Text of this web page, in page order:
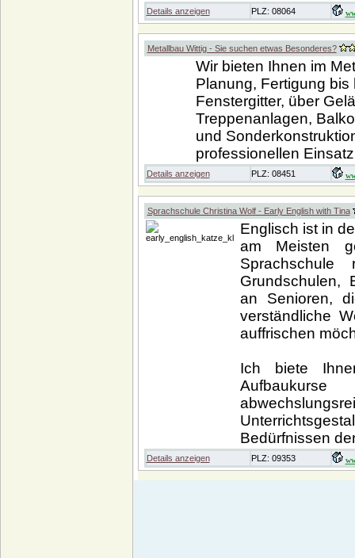
Details anzeigen PLZ: 08064
Metallbau Wittig - Sie suchen etwas Besonderes?
Wir bieten Ihnen im
Planung, Fertigung
Fenstergitter, über
Treppenanlagen,
und
professionellen
Details anzeigen PLZ: 08451
Sprachschule Christina Wolf - Early English with Tina
Englisch ist in
am Meisten
Grundschulen,
an Senioren,
verständliche
auffrischen
Ich biete
Bedürfnissen
Details anzeigen PLZ: 09353